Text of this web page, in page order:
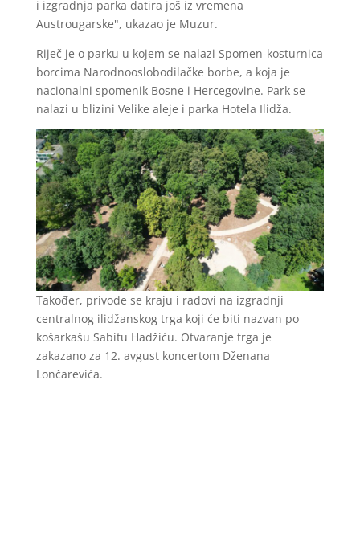
i izgradnja parka datira još iz vremena
Austrougarske", ukazao je Muzur.
Riječ je o parku u kojem se nalazi Spomen-kosturnica
borcima Narodnooslobodilačke borbe, a koja je
nacionalni spomenik Bosne i Hercegovine. Park se
nalazi u blizini Velike aleje i parka Hotela Ilidža.
Također, privode se kraju i radovi na izgradnji
centralnog ilidžanskog trga koji će biti nazvan po
košarkašu Sabitu Hadžiću. Otvaranje trga je
zakazano za 12. avgust koncertom Dženana
Lončarevića.